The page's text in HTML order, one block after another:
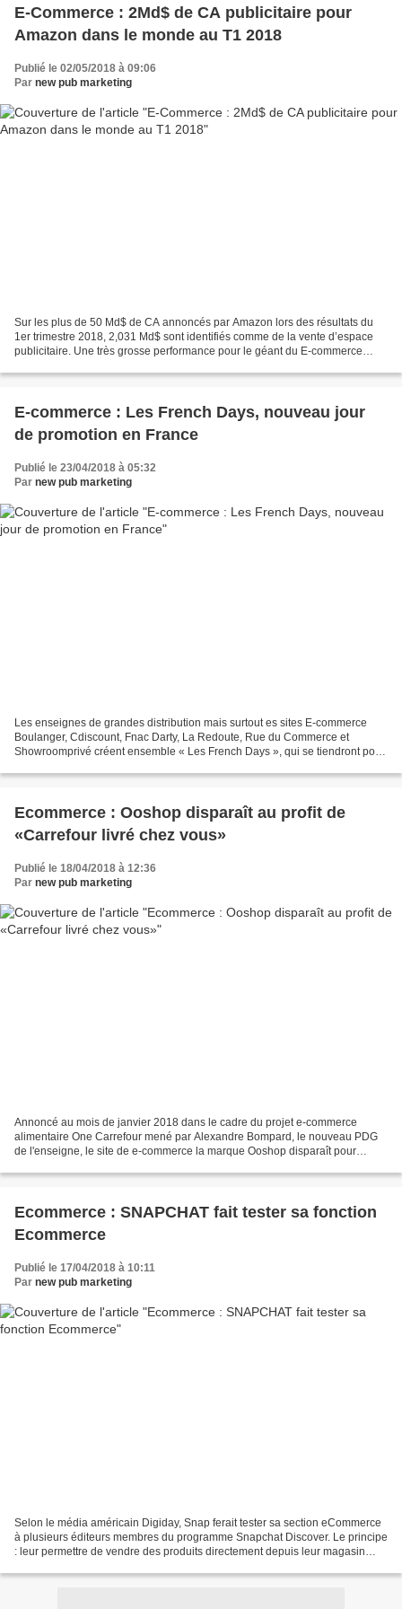
E-Commerce : 2Md$ de CA publicitaire pour
Amazon dans le monde au T1 2018
Publié le 02/05/2018 à 09:06
Par new pub marketing
Sur les plus de 50 Md$ de CA annoncés par Amazon lors des résultats du
1er trimestre 2018, 2,031 Md$ sont identifiés comme de la vente d’espace
publicitaire. Une très grosse performance pour le géant du E-commerce
E-commerce : Les French Days, nouveau jour
de promotion en France
Publié le 23/04/2018 à 05:32
Par new pub marketing
Les enseignes de grandes distribution mais surtout es sites E-commerce
Boulanger, Cdiscount, Fnac Darty, La Redoute, Rue du Commerce et
Showroomprivé créent ensemble « Les French Days », qui se tiendront pour
Ecommerce : Ooshop disparaît au profit de
«Carrefour livré chez vous»
Publié le 18/04/2018 à 12:36
Par new pub marketing
Annoncé au mois de janvier 2018 dans le cadre du projet e-commerce
alimentaire One Carrefour mené par Alexandre Bompard, le nouveau PDG
de l'enseigne, le site de e-commerce la marque Ooshop disparaît pour
Ecommerce : SNAPCHAT fait tester sa fonction
Ecommerce
Publié le 17/04/2018 à 10:11
Par new pub marketing
Selon le média américain Digiday, Snap ferait tester sa section eCommerce
à plusieurs éditeurs membres du programme Snapchat Discover. Le principe
: leur permettre de vendre des produits directement depuis leur magasin